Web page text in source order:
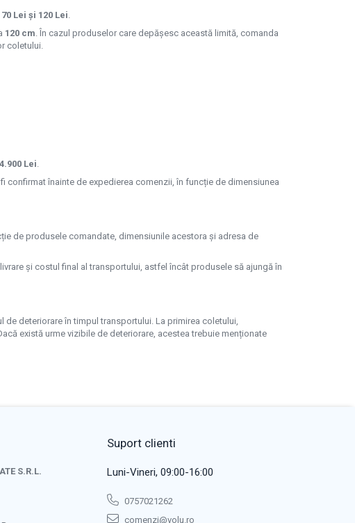
70 Lei și 120 Lei.
120 cm. În cazul produselor care depășesc această limită, comanda
coletului.
4.900 Lei.
înainte de expedierea comenzii, în funcție de dimensiunea
de produsele comandate, dimensiunile acestora și adresa de
și costul final al transportului, astfel încât produsele să ajungă în
deteriorare în timpul transportului. La primirea coletului,
există urme vizibile de deteriorare, acestea trebuie menționate
S.R.L.
Suport clienti
Luni-Vineri, 09:00-16:00
0757021262
comenzi@volu.ro